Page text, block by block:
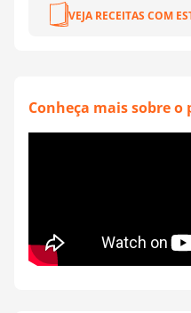
Agulha Recomendada:
VEJA RECEITAS COM
Conheça mais sobre